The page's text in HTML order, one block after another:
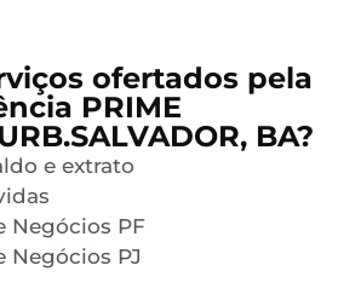
ofertados pela
PRIME
BA?
e extrato
Negócios PF
PJ